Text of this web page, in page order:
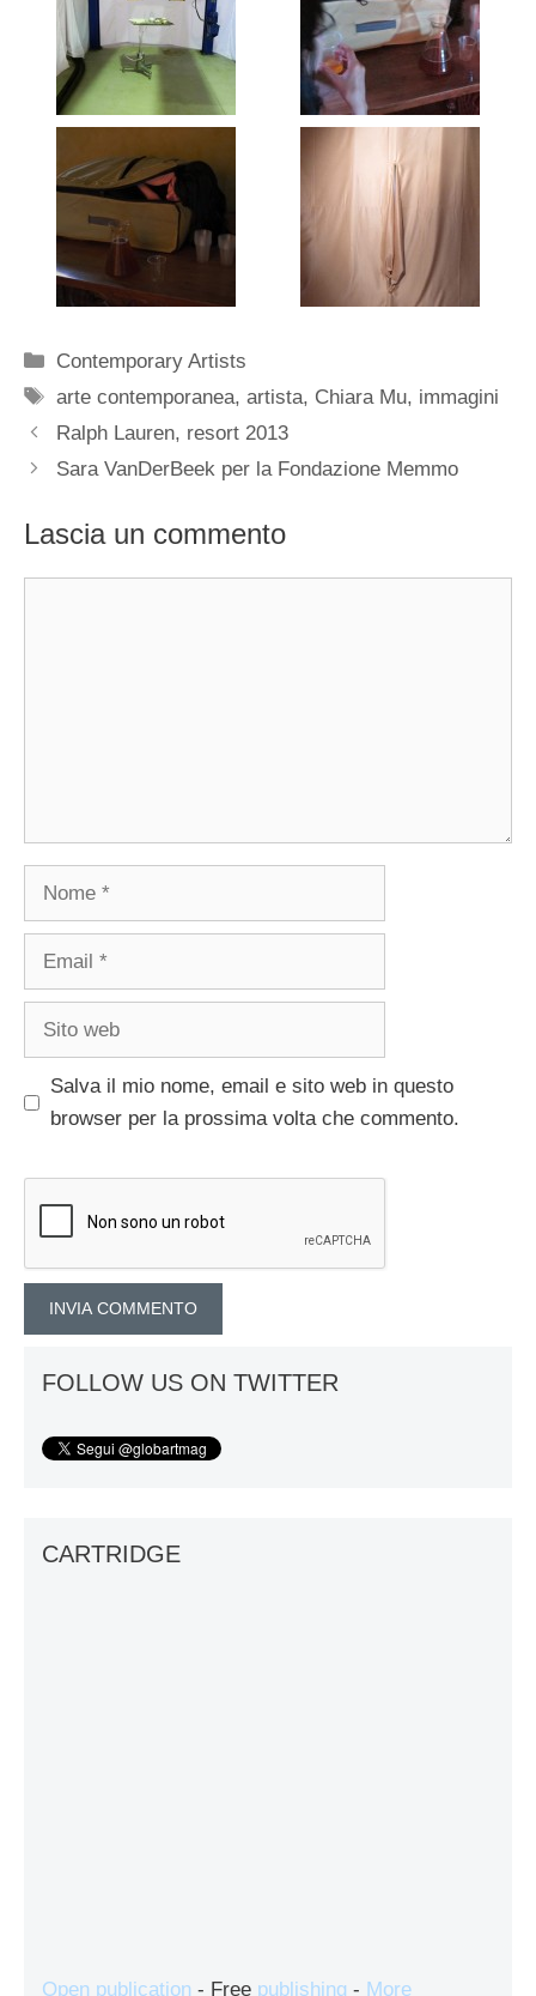
Categorie
Contemporary Artists
Tag
arte contemporanea,artista, Chiara Mu, immagini
Ralph Lauren, resort 2013
Sara VanDerBeek per la Fondazione Memmo
Lascia un commento
Nome
Email
Sito
Salva il mio nome, email e sito web in questo
browser per la prossima volta che commento.
FOLLOW US ON TWITTER
CARTRIDGE
Open publication - Free publishing - More